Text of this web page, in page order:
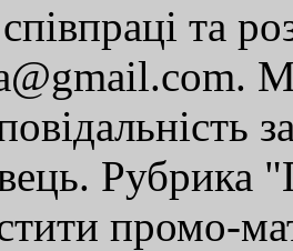
та
Рубрика
промо-